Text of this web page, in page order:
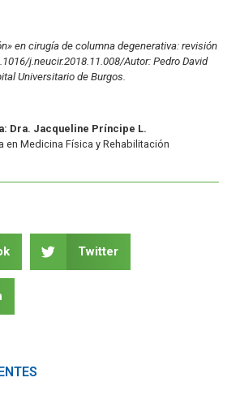
en cirugía de columna degenerativa: revisión
j.neucir.2018.11.008/Autor: Pedro David
Universitario de Burgos.
Dra. Jacqueline Príncipe L.
en Medicina Física y Rehabilitación
Twitter